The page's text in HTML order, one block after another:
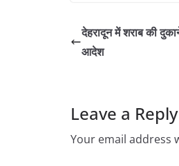
देहरादून में शराब की
आदेश
Leave a Reply
Your email address